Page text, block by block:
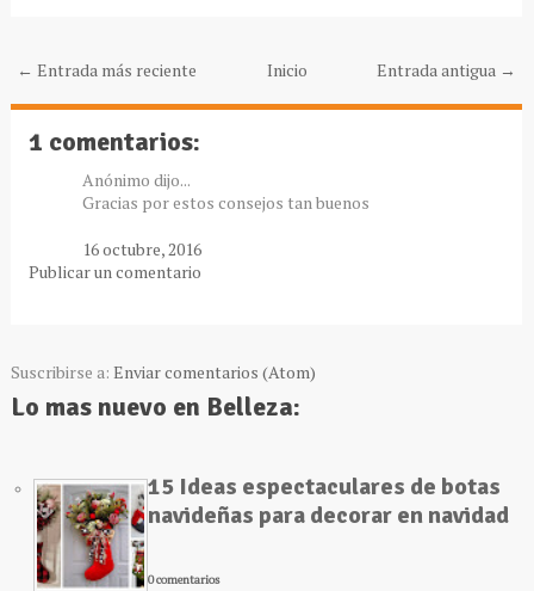
← Entrada más reciente Entrada antigua →
Inicio
1 comentarios:
Anónimo dijo...
Gracias por estos consejos tan buenos
16 octubre, 2016
Publicar un comentario
Suscribirse a: Enviar comentarios (Atom)
Lo mas nuevo en Belleza:
15 Ideas espectaculares de botas
navideñas para decorar en navidad
0 comentarios